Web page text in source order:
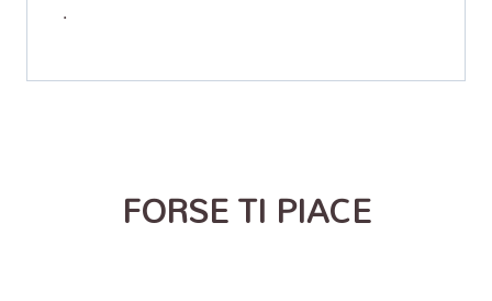
.
FORSE TI PIACE